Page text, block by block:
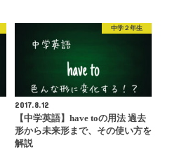
中学２年生
2017.8.12
【中学英語】have toの用法 過去
形から未来形まで、その使い方を
解説